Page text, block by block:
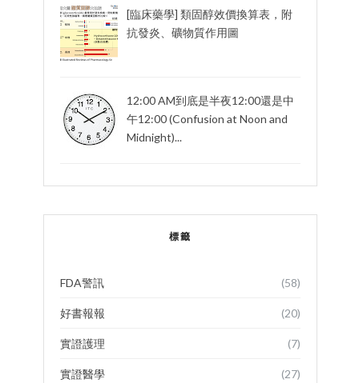
[臨床藥學] 類固醇效價換算表，附
抗發炎、礦物質作用圖
12:00 AM到底是半夜12:00還是中
午12:00 (Confusion at Noon and
Midnight)...
標籤
FDA警訊 (58)
好書報報 (20)
實證護理 (7)
實證醫學 (27)